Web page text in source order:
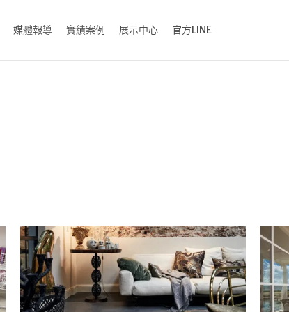
媒體報導 實績案例 展示中心 官方LINE